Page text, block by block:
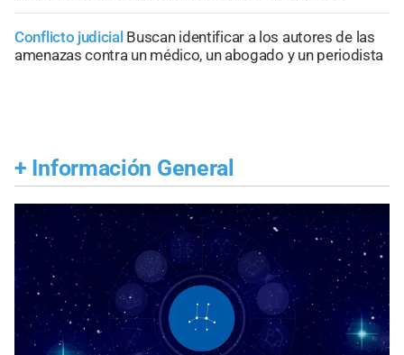
Conflicto judicial Buscan identificar a los autores de las
amenazas contra un médico, un abogado y un periodista
+ Información General